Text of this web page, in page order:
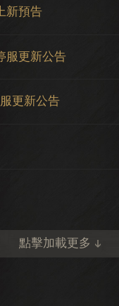
新預告
服更新公告
更新公告
點擊加載更多